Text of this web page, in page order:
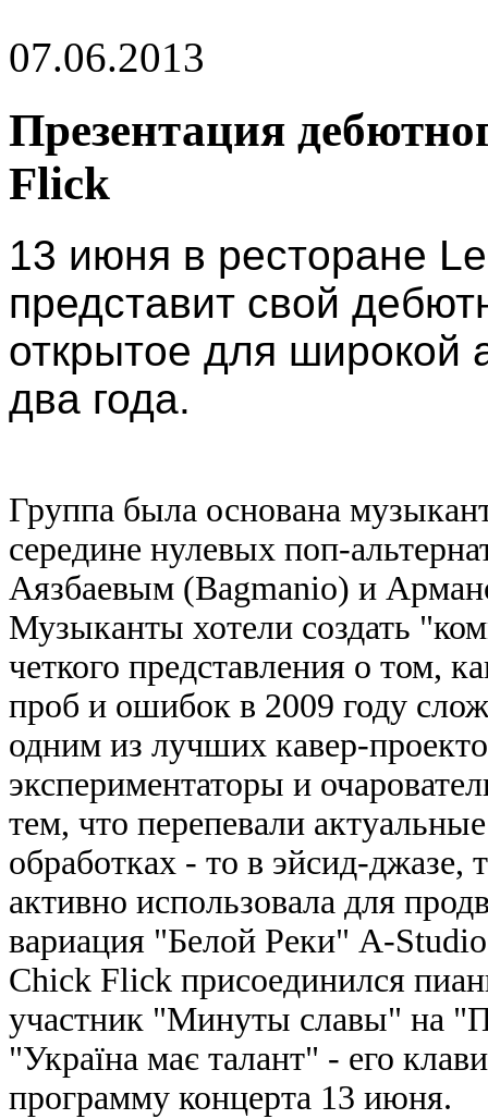
07.06.2013
Презентация
Flick
13 июня в ресторане
представит свой
открытое для широкой
два года.
Группа была основана
середине нулевых поп-
Аязбаевым (Bagmanio) и
Музыканты хотели создать
четкого представления о том,
проб и ошибок в 2009 году
одним из лучших кавер-
экспериментаторы и
тем, что перепевали
обработках - то в эйсид-джазе,
активно использовала для
вариация "Белой Реки" A-
Chick Flick присоединился
участник "Минуты славы" на
"Україна має талант" - его
программу концерта 13 июня.